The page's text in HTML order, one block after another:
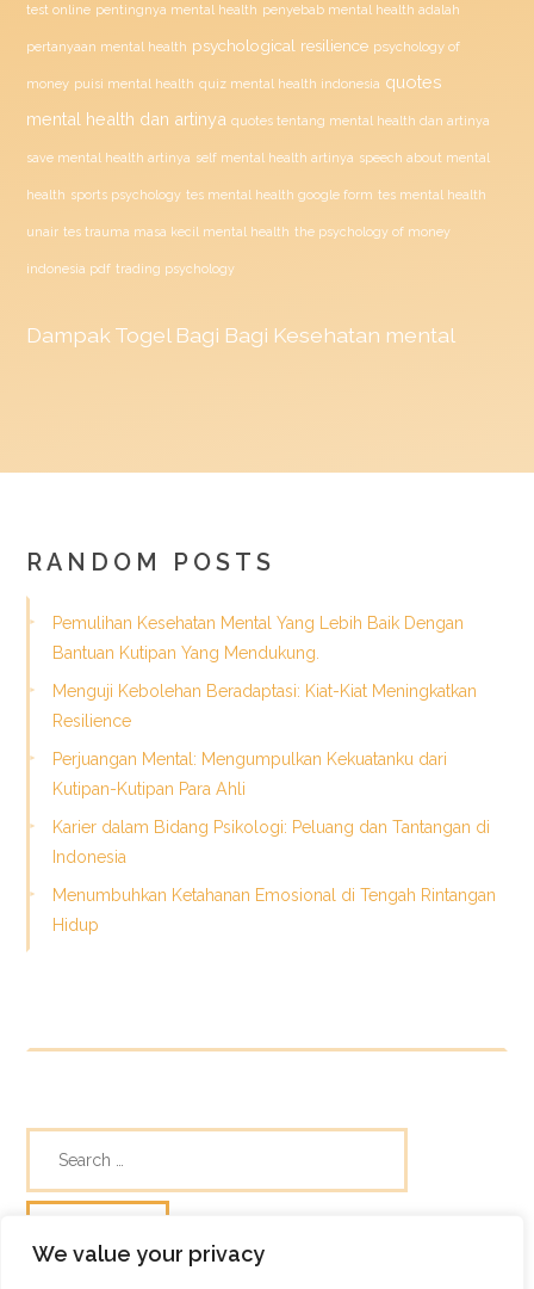
We value your privacy
test online pentingnya mental health penyebab mental health adalah
pertanyaan mental health psychological resilience psychology of
money puisi mental health quiz mental health indonesia quotes
mental health dan artinya quotes tentang mental health dan artinya
save mental health artinya self mental health artinya speech about mental
health sports psychology tes mental health google form tes mental health
unair tes trauma masa kecil mental health the psychology of money
indonesia pdf trading psychology
Dampak Togel Bagi Bagi Kesehatan mental
RANDOM POSTS
Pemulihan Kesehatan Mental Yang Lebih Baik Dengan
Bantuan Kutipan Yang Mendukung.
Menguji Kebolehan Beradaptasi: Kiat-Kiat Meningkatkan
Resilience
Perjuangan Mental: Mengumpulkan Kekuatanku dari
Kutipan-Kutipan Para Ahli
Karier dalam Bidang Psikologi: Peluang dan Tantangan di
Indonesia
Menumbuhkan Ketahanan Emosional di Tengah Rintangan
Hidup